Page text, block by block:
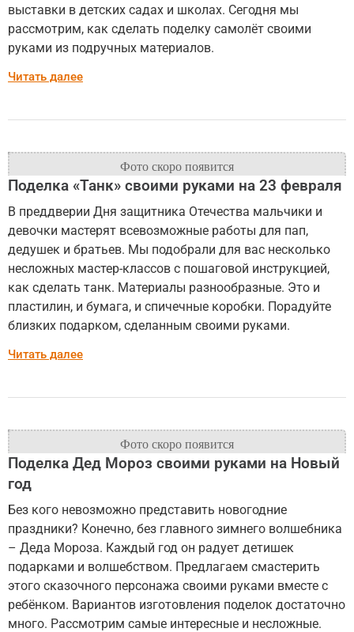
выставки в детских садах и школах. Сегодня мы
рассмотрим, как сделать поделку самолёт своими
руками из подручных материалов.
Читать далее
Поделка «Танк» своими руками на 23 февраля
В преддверии Дня защитника Отечества мальчики и
девочки мастерят всевозможные работы для пап,
дедушек и братьев. Мы подобрали для вас несколько
несложных мастер-классов с пошаговой инструкцией,
как сделать танк. Материалы разнообразные. Это и
пластилин, и бумага, и спичечные коробки. Порадуйте
близких подарком, сделанным своими руками.
Читать далее
Поделка Дед Мороз своими руками на Новый
год
Без кого невозможно представить новогодние
праздники? Конечно, без главного зимнего волшебника
– Деда Мороза. Каждый год он радует детишек
подарками и волшебством. Предлагаем смастерить
этого сказочного персонажа своими руками вместе с
ребёнком. Вариантов изготовления поделок достаточно
много. Рассмотрим самые интересные и несложные.